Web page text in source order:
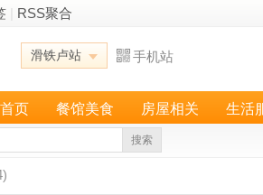
RSS聚合
滑铁卢站 手机站
页 餐馆美食 房屋相关 生活
搜索